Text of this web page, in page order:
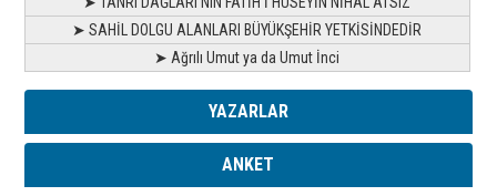
➤ SAHİL DOLGU ALANLARI BÜYÜKŞEHİR YETKİSİNDEDİR
➤ Ağrılı Umut ya da Umut İnci
YAZARLAR
ANKET